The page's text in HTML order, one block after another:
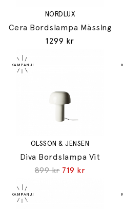
NORDLUX
Cera Bordslampa Mässing
1299 kr
OLSSON & JENSEN
Diva Bordslampa Vit
899 kr 719 kr